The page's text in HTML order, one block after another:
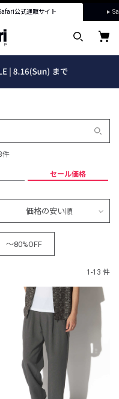
公式通販サイト
件
セール価格
価格の安い順
～80%OFF
1-13 件